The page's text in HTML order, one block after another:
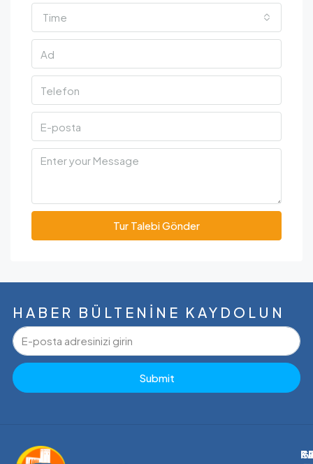
Time
Tur Talebi Gönder
HABER BÜLTENINE KAYDOLUN
Submit